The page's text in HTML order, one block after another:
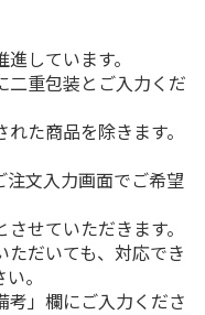
しています。
重包装とご入力くだ
た商品を除きます。
文入力画面でご希望
せていただきます。
だいても、対応でき
。
」欄にご入力くださ